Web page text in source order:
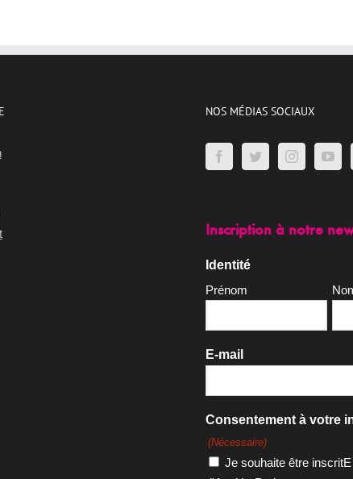
Prénom
(Nécessaire)
Je souhaite être inscritE
d'Act Up-Paris